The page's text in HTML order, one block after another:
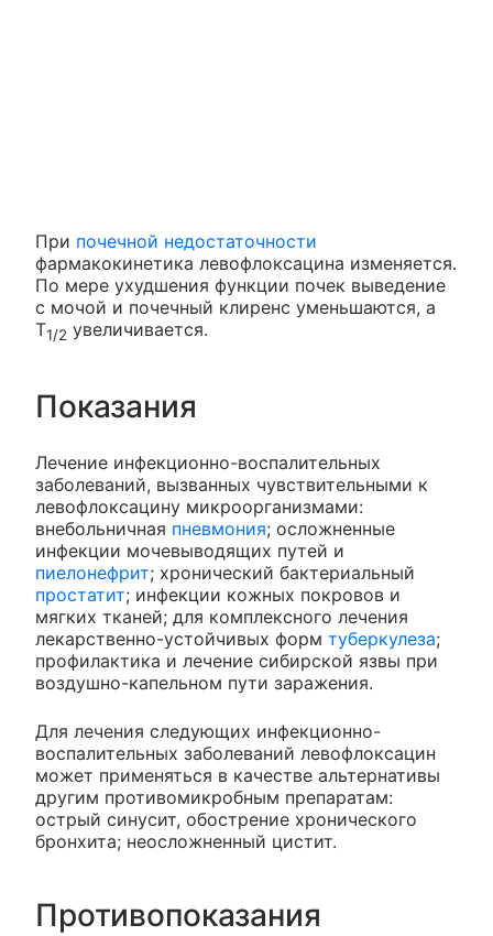
При почечной недостаточности
фармакокинетика левофлоксацина изменяется.
По мере ухудшения функции почек выведение
с мочой и почечный клиренс уменьшаются, а
Т1/2 увеличивается.
Показания
Лечение инфекционно-воспалительных
заболеваний, вызванных чувствительными к
левофлоксацину микроорганизмами:
внебольничная пневмония; осложненные
инфекции мочевыводящих путей и
пиелонефрит; хронический бактериальный
простатит; инфекции кожных покровов и
мягких тканей; для комплексного лечения
лекарственно-устойчивых форм туберкулеза;
профилактика и лечение сибирской язвы при
воздушно-капельном пути заражения.
Для лечения следующих инфекционно-
воспалительных заболеваний левофлоксацин
может применяться в качестве альтернативы
другим противомикробным препаратам:
острый синусит, обострение хронического
бронхита; неосложненный цистит.
Противопоказания